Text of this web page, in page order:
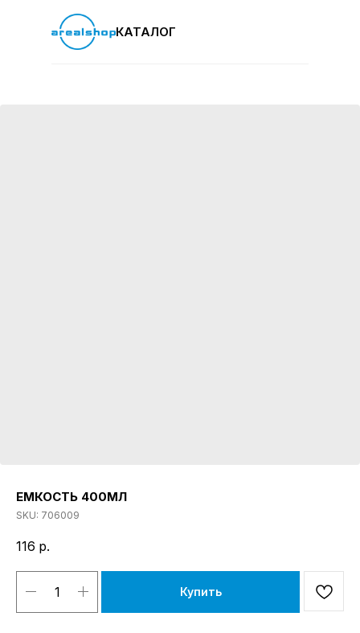
КАТАЛОГ
ЕМКОСТЬ 400МЛ
SKU: 706009
116 р.
Купить